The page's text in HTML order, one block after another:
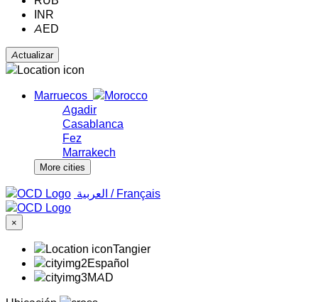
INR
AED
Marruecos
Agadir
Casablanca
Fez
Marrakech
More cities
‏العربية ‏ / Français
×
Tangier
Español
MAD